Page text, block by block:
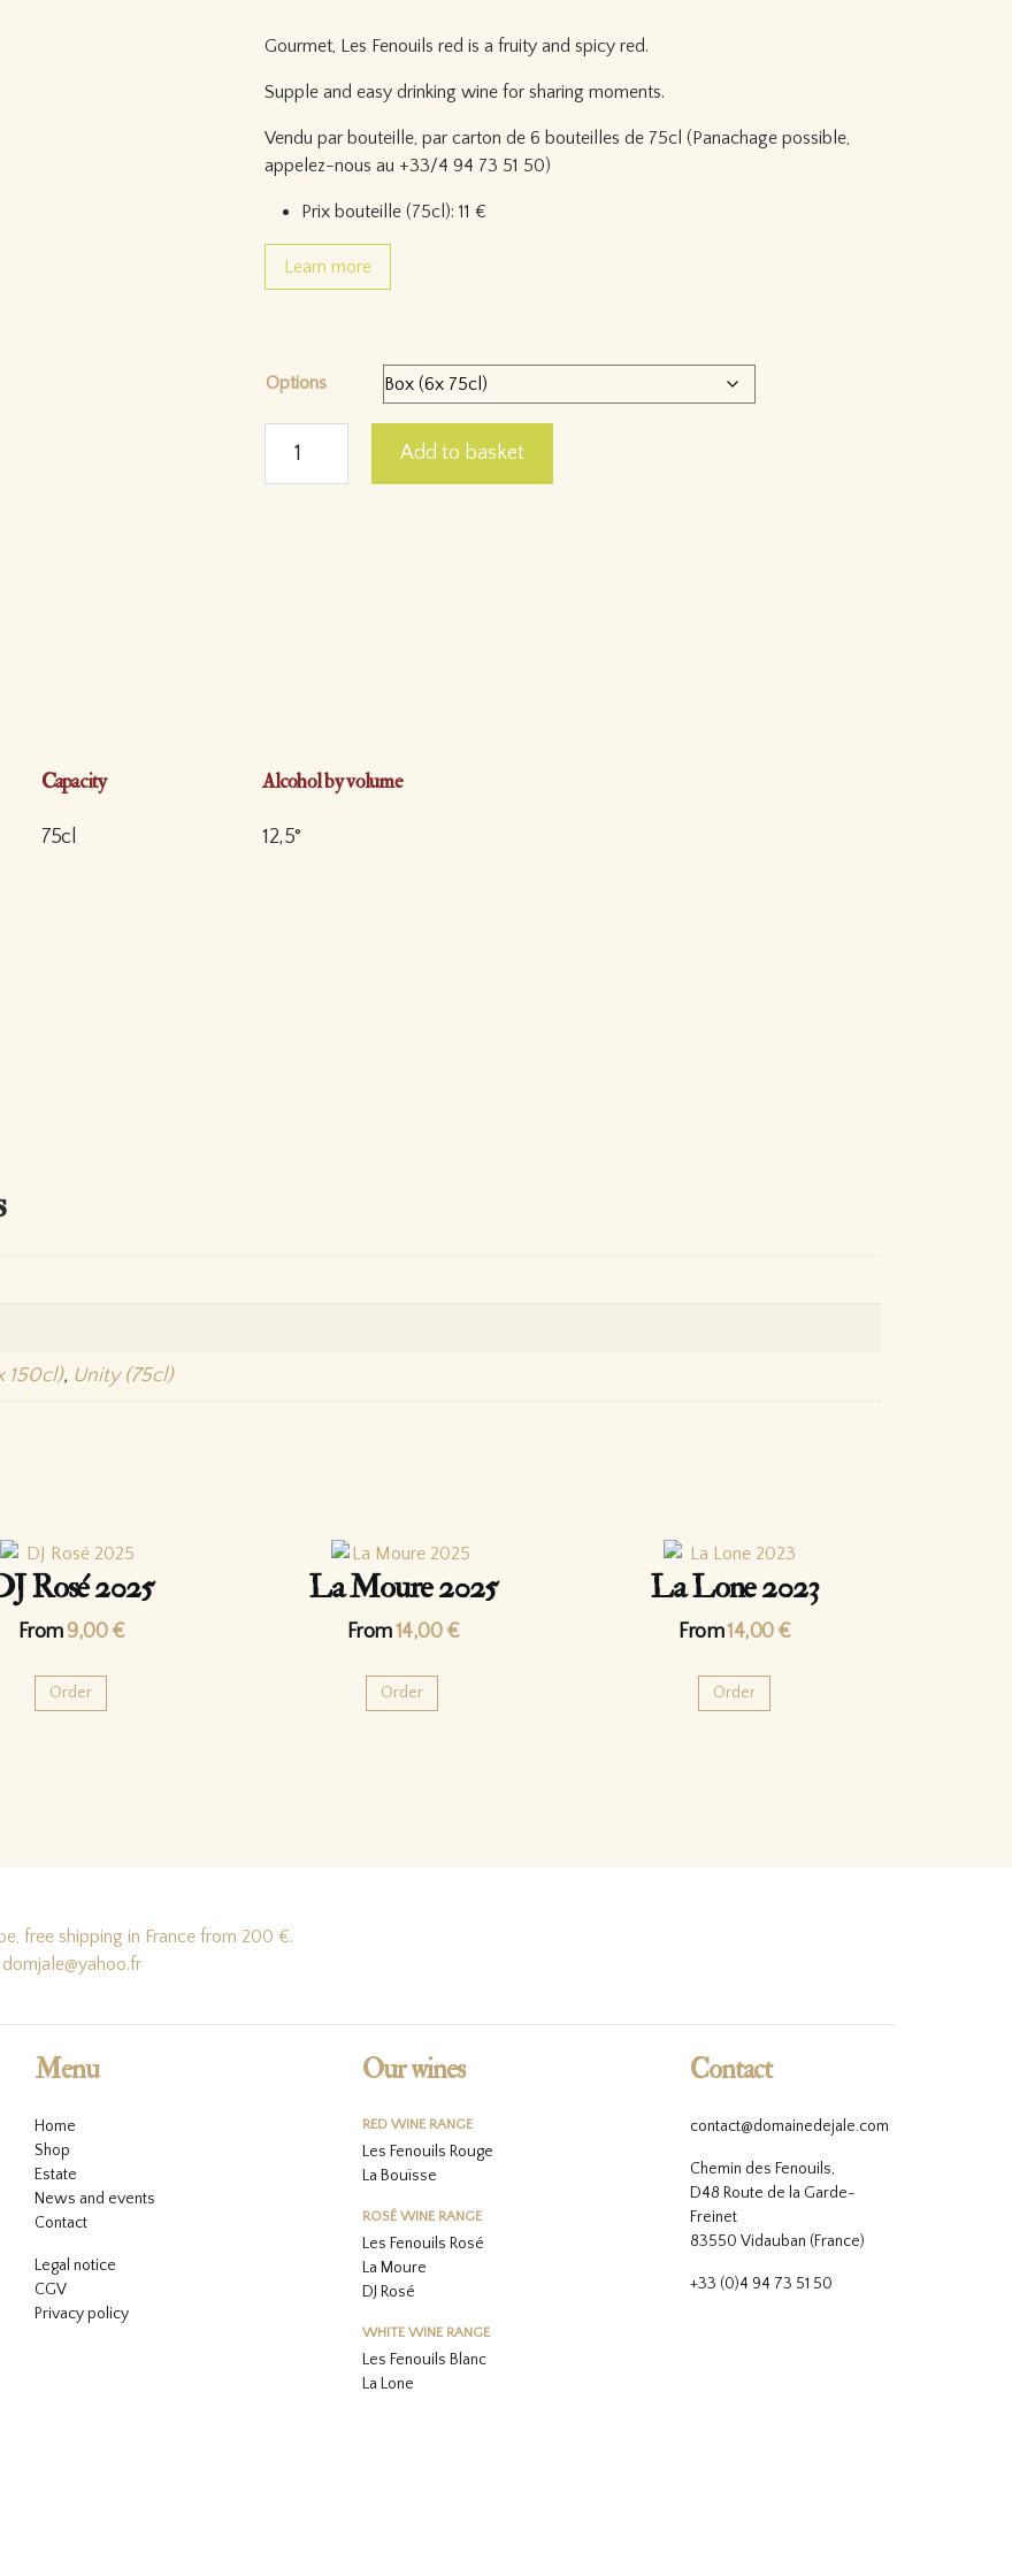
Gourmet, Les Fenouils red is a fruity and spicy red.
Supple and easy drinking wine for sharing moments.
Vendu par bouteille, par carton de 6 bouteilles de 75cl (Panachage possible,
appelez-nous au +33/4 94 73 51 50)
Prix bouteille (75cl): 11 €
Learn more
Options
Add to basket
Capacity
75cl
Alcohol by volume
12,5°
150cl), Unity (75cl)
Rosé 2025
From9,00 €
Order
La Moure 2025
From14,00 €
Order
La Lone 2023
From14,00 €
Order
free shipping in France from 200 €.
Menu
Home
Shop
Estate
News and events
Contact
Legal notice
CGV
Privacy policy
Our wines
RED WINE RANGE
Les Fenouils Rouge
La Bouïsse
ROSÉ WINE RANGE
Les Fenouils Rosé
La Moure
DJ Rosé
WHITE WINE RANGE
Les Fenouils Blanc
La Lone
Contact
contact@domainedejale.com
Chemin des Fenouils,
D48 Route de la Garde-
Freinet
83550 Vidauban (France)
+33 (0)4 94 73 51 50